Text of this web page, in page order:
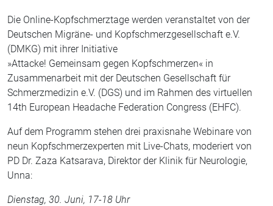
Die Online-Kopfschmerztage werden veranstaltet von der
Deutschen Migräne- und Kopfschmerzgesellschaft e.V.
(DMKG) mit ihrer Initiative
»Attacke! Gemeinsam gegen Kopfschmerzen« in
Zusammenarbeit mit der Deutschen Gesellschaft für
Schmerzmedizin e.V. (DGS) und im Rahmen des virtuellen
14th European Headache Federation Congress (EHFC).
Auf dem Programm stehen drei praxisnahe Webinare von
neun Kopfschmerzexperten mit Live-Chats, moderiert von
PD Dr. Zaza Katsarava, Direktor der Klinik für Neurologie,
Unna:
Dienstag, 30. Juni, 17-18 Uhr